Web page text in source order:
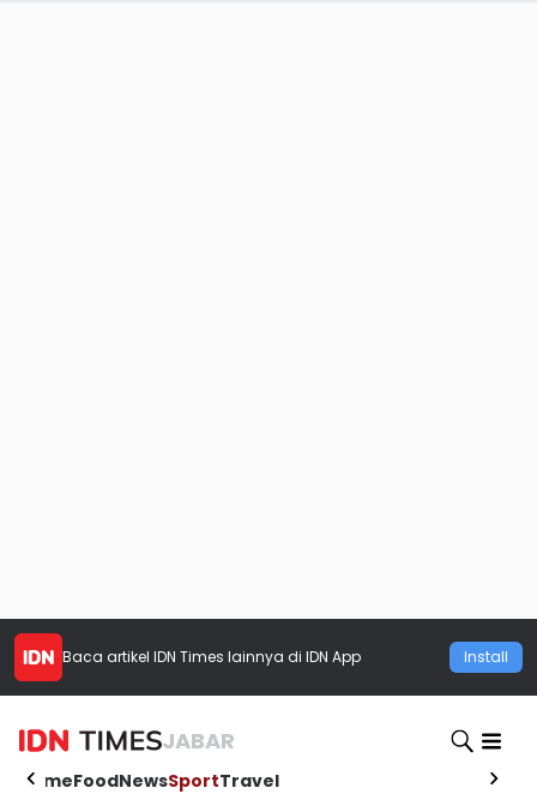
Baca artikel IDN Times lainnya di IDN App Install
JABAR
HomeFoodNewsSportTravel